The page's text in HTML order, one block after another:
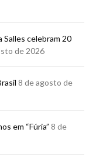
celebram 20
de 2026
8 de agosto de
em “Fúria” 8 de